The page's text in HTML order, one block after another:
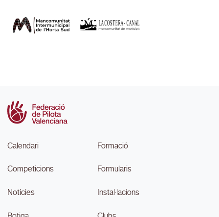
Calendari
Competicions
Notícies
Formació
Formularis
Instal·lacions